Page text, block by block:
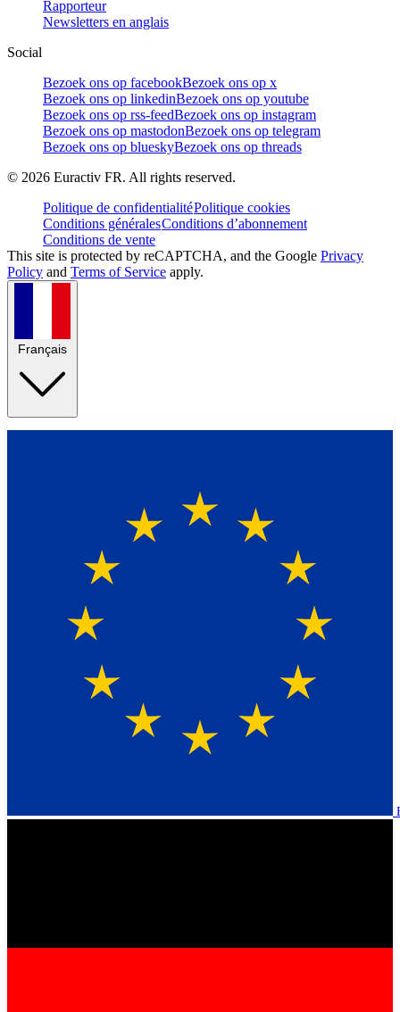
Rapporteur
Newsletters en anglais
Social
Bezoek ons op facebookBezoek ons op x
Bezoek ons op linkedinBezoek ons op youtube
Bezoek ons op rss-feedBezoek ons op instagram
Bezoek ons op mastodonBezoek ons op telegram
Bezoek ons op blueskyBezoek ons op threads
© 2026 Euractiv FR. All rights reserved.
Politique de confidentialitéPolitique cookies
Conditions généralesConditions d’abonnement
Conditions de vente
This site is protected by reCAPTCHA, and the Google Privacy
Policy and Terms of Service apply.
Français